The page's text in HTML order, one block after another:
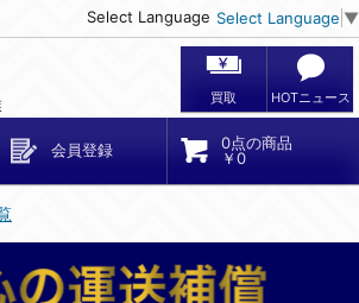
Select Language Select Language ▼
買取 HOTニュース
会員登録
0点の商品
￥0